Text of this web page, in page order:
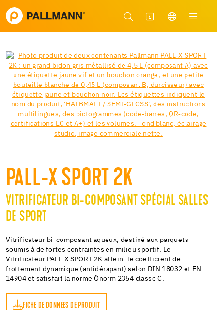
PALL-X SPORT 2K
VITRIFICATEUR BI-COMPOSANT SPÉCIAL SALLES
DE SPORT
Vitrificateur bi-composant aqueux, destiné aux parquets
soumis à de fortes contraintes en milieu sportif. Le
Vitrificateur PALL-X SPORT 2K atteint le coefficient de
frottement dynamique (antidérapant) selon DIN 18032 et EN
14904 et satisfait la norme Önorm 2354 classe C.
FICHE DE DONNÉES DE PRODUIT